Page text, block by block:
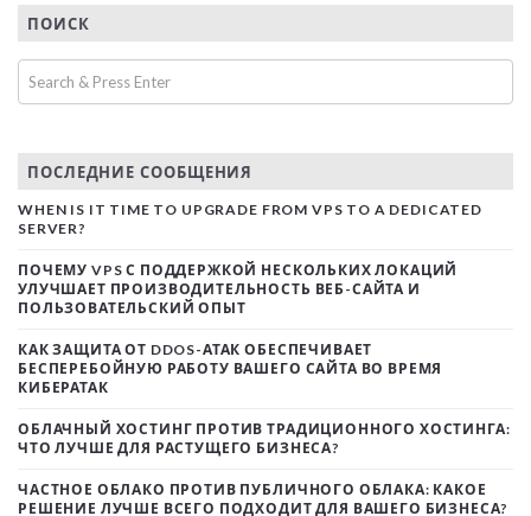
ПОИСК
ПОСЛЕДНИЕ СООБЩЕНИЯ
WHEN IS IT TIME TO UPGRADE FROM VPS TO A DEDICATED
SERVER?
ПОЧЕМУ VPS С ПОДДЕРЖКОЙ НЕСКОЛЬКИХ ЛОКАЦИЙ
УЛУЧШАЕТ ПРОИЗВОДИТЕЛЬНОСТЬ ВЕБ-САЙТА И
ПОЛЬЗОВАТЕЛЬСКИЙ ОПЫТ
КАК ЗАЩИТА ОТ DDOS-АТАК ОБЕСПЕЧИВАЕТ
БЕСПЕРЕБОЙНУЮ РАБОТУ ВАШЕГО САЙТА ВО ВРЕМЯ
КИБЕРАТАК
ОБЛАЧНЫЙ ХОСТИНГ ПРОТИВ ТРАДИЦИОННОГО ХОСТИНГА:
ЧТО ЛУЧШЕ ДЛЯ РАСТУЩЕГО БИЗНЕСА?
ЧАСТНОЕ ОБЛАКО ПРОТИВ ПУБЛИЧНОГО ОБЛАКА: КАКОЕ
РЕШЕНИЕ ЛУЧШЕ ВСЕГО ПОДХОДИТ ДЛЯ ВАШЕГО БИЗНЕСА?